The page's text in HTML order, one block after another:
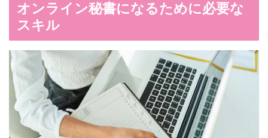
オンライン秘書になるために必要な
スキル